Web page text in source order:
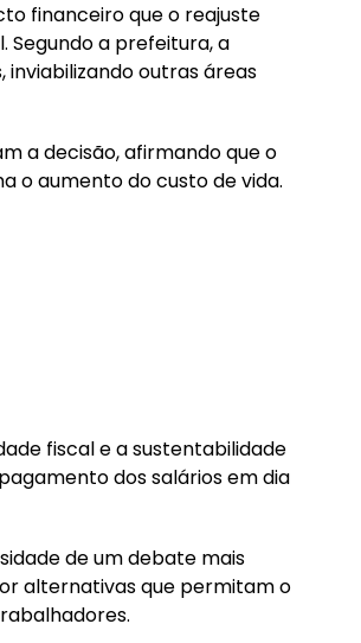
financeiro que o reajuste
a prefeitura, a
outras áreas
a decisão, afirmando que o
o aumento do custo de vida.
fiscal e a sustentabilidade
dos salários em dia
de um debate mais
alternativas que permitam o